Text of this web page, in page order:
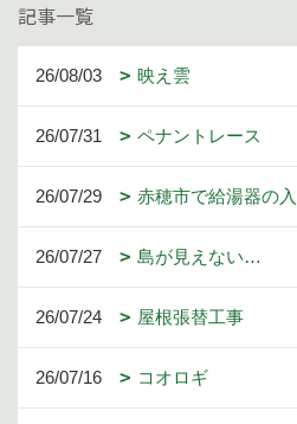
記事一覧
26/08/03 映え雲
26/07/31 ペナントレース
26/07/29 赤穂市で給湯器の
26/07/27 島が見えない…
26/07/24 屋根張替工事
26/07/16 コオロギ